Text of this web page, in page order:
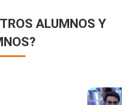
ALUMNOS Y